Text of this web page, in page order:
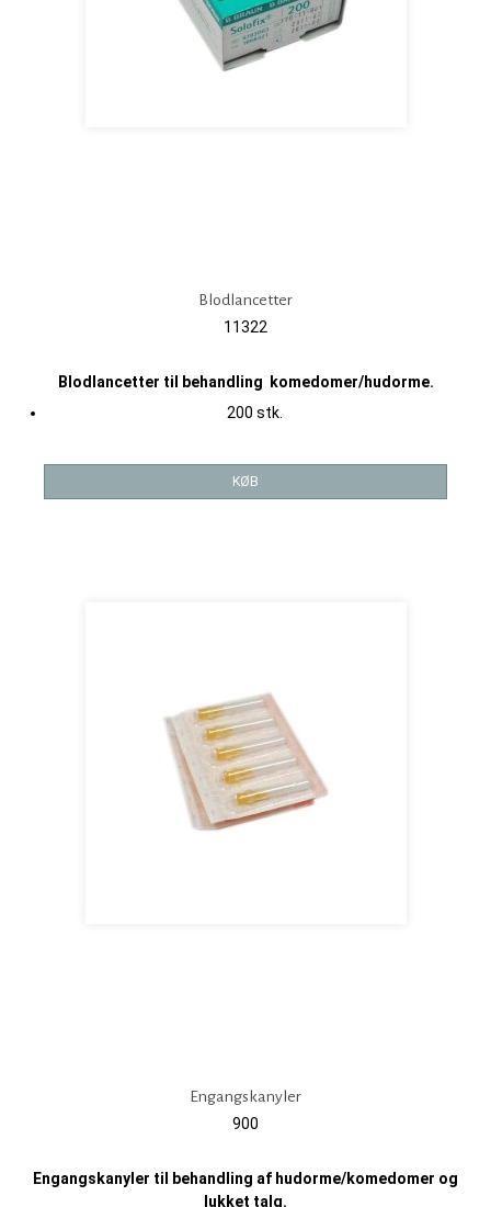
Blodlancetter
11322
Blodlancetter til behandling komedomer/hudorme.
200 stk.
KØB
Engangskanyler
900
Engangskanyler til behandling af hudorme/komedomer og
lukket talg.